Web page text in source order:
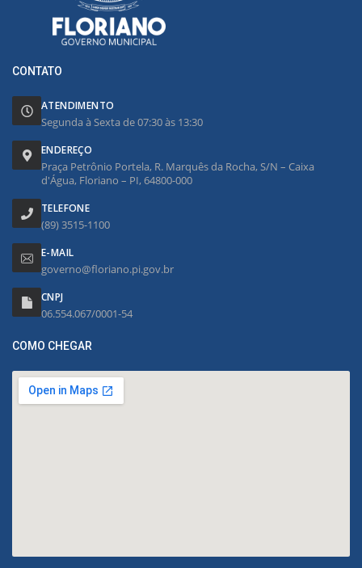
CONTATO
ATENDIMENTO
Segunda à Sexta de 07:30 às 13:30
ENDEREÇO
Praça Petrônio Portela, R. Marquês da Rocha, S/N – Caixa
d'Água, Floriano – PI, 64800-000
TELEFONE
(89) 3515-1100
E-MAIL
governo@floriano.pi.gov.br
CNPJ
06.554.067/0001-54
COMO CHEGAR